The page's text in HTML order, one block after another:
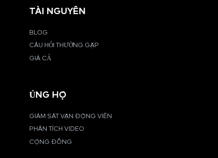
TÀI NGUYÊN
BLOG
CÂU HỎI THƯỜNG GẶP
GIÁ CẢ
ỦNG HỘ
GIÁM SÁT VẬN ĐỘNG VIÊN
PHÂN TÍCH VIDEO
CỘNG ĐỒNG